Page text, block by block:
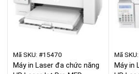
Mã SKU: #15470
Máy in Laser đa chức năng
Mã
Máy in